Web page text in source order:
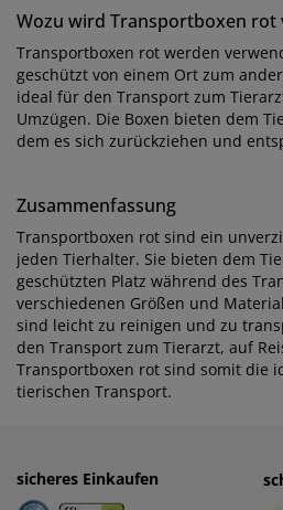
Wozu wird Transportboxen rot
Transportboxen rot werden
geschützt von einem Ort zum
ideal für den Transport zum
Umzügen. Die Boxen bieten dem
dem es sich zurückziehen und
Zusammenfassung
Transportboxen rot sind ein
jeden Tierhalter. Sie bieten dem
geschützten Platz während des
verschiedenen Größen und
sind leicht zu reinigen und zu
den Transport zum Tierarzt, auf
Transportboxen rot sind somit die
tierischen Transport.
sicheres Einkaufen